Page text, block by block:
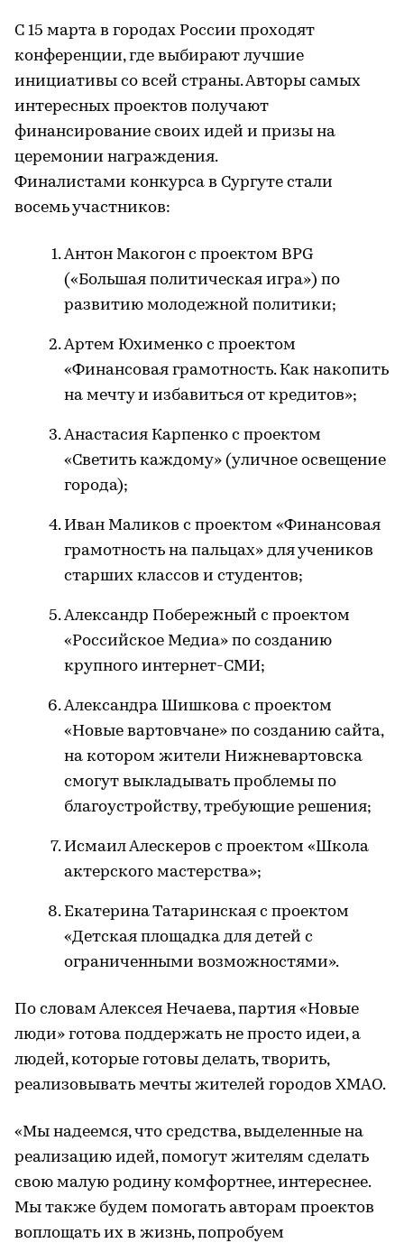
С 15 марта в городах России проходят
конференции, где выбирают лучшие
инициативы со всей страны. Авторы самых
интересных проектов получают
финансирование своих идей и призы на
церемонии награждения.
Финалистами конкурса в Сургуте стали
восемь участников:
Антон Макогон с проектом BPG
(«Большая политическая игра») по
развитию молодежной политики;
Артем Юхименко с проектом
«Финансовая грамотность. Как накопить
на мечту и избавиться от кредитов»;
Анастасия Карпенко с проектом
«Светить каждому» (уличное освещение
города);
Иван Маликов с проектом «Финансовая
грамотность на пальцах» для учеников
старших классов и студентов;
Александр Побережный с проектом
«Российское Медиа» по созданию
крупного интернет-СМИ;
Александра Шишкова с проектом
«Новые вартовчане» по созданию сайта,
на котором жители Нижневартовска
смогут выкладывать проблемы по
благоустройству, требующие решения;
Исмаил Алескеров с проектом «Школа
актерского мастерства»;
Екатерина Татаринская с проектом
«Детская площадка для детей с
ограниченными возможностями».
По словам Алексея Нечаева, партия «Новые
люди» готова поддержать не просто идеи, а
людей, которые готовы делать, творить,
реализовывать мечты жителей городов ХМАО.
«Мы надеемся, что средства, выделенные на
реализацию идей, помогут жителям сделать
свою малую родину комфортнее, интереснее.
Мы также будем помогать авторам проектов
воплощать их в жизнь, попробуем